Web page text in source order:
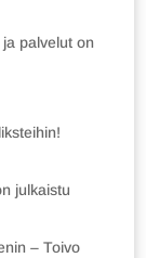
palvelut on
julkaistu
– Toivo